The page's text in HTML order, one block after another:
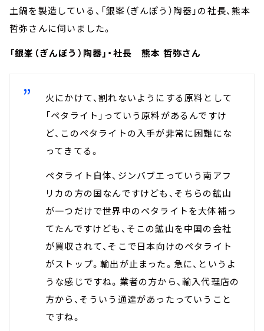
土鍋を製造している、「銀峯（ぎんぽう）陶器」の社長、熊本
哲弥さんに伺いました。
「銀峯（ぎんぽう）陶器」・社長 熊本 哲弥さん
火にかけて、割れないようにする原料として
「ペタライト」っていう原料があるんですけ
ど、このペタライトの入手が非常に困難にな
ってきてる。
ペタライト自体、ジンバブエっていう南アフ
リカの方の国なんですけども、そちらの鉱山
が一つだけで世界中のペタライトを大体補っ
てたんですけども、そこの鉱山を中国の会社
が買収されて、そこで日本向けのペタライト
がストップ。輸出が止まった。急に、というよ
うな感じですね。業者の方から、輸入代理店の
方から、そういう通達があったっていうこと
ですね。